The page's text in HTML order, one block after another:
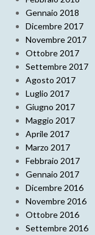
Gennaio 2018
Dicembre 2017
Novembre 2017
Ottobre 2017
Settembre 2017
Agosto 2017
Luglio 2017
Giugno 2017
Maggio 2017
Aprile 2017
Marzo 2017
Febbraio 2017
Gennaio 2017
Dicembre 2016
Novembre 2016
Ottobre 2016
Settembre 2016